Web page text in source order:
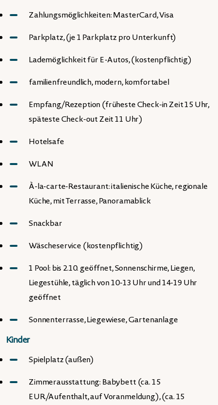
Zahlungsmöglichkeiten: MasterCard, Visa
Parkplatz, (je 1 Parkplatz pro Unterkunft)
Lademöglichkeit für E-Autos, (kostenpflichtig)
familienfreundlich, modern, komfortabel
Empfang/Rezeption (früheste Check-in Zeit 15 Uhr,
späteste Check-out Zeit 11 Uhr)
Hotelsafe
WLAN
À-la-carte-Restaurant: italienische Küche, regionale
Küche, mit Terrasse, Panoramablick
Snackbar
Wäscheservice (kostenpflichtig)
1 Pool: bis 2.10. geöffnet, Sonnenschirme, Liegen,
Liegestühle, täglich von 10-13 Uhr und 14-19 Uhr
geöffnet
Sonnenterrasse, Liegewiese, Gartenanlage
Kinder
Spielplatz (außen)
Zimmerausstattung: Babybett (ca. 15
EUR/Aufenthalt, auf Voranmeldung), (ca. 15